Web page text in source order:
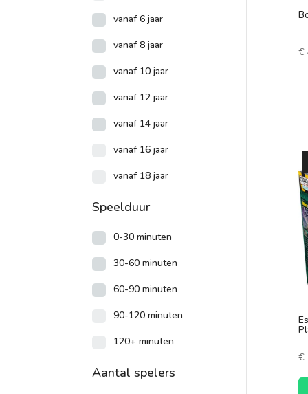
vanaf 6 jaar
vanaf 8 jaar
vanaf 10 jaar
vanaf 12 jaar
vanaf 14 jaar
vanaf 16 jaar
vanaf 18 jaar
Speelduur
0-30 minuten
30-60 minuten
60-90 minuten
90-120 minuten
120+ minuten
Aantal spelers
€
€